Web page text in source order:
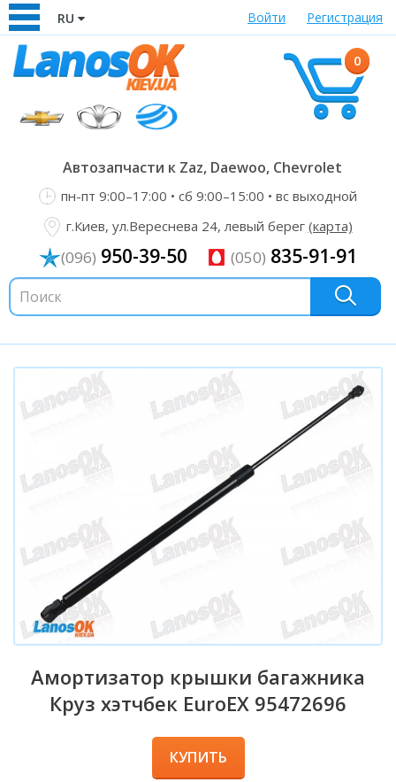
RU Войти Регистрация
0
Автозапчасти к Zaz, Daewoo, Chevrolet
пн-пт 9:00–17:00 • сб 9:00–15:00 • вс выходной
г.Киев, ул.Вереснева 24, левый берег (карта)
(096) 950-39-50 (050) 835-91-91
Амортизатор крышки багажника
Круз хэтчбек EuroEX 95472696
КУПИТЬ